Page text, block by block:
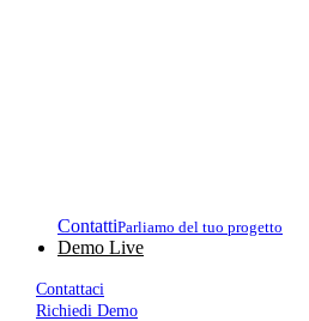
ContattiParliamo del tuo progetto
Demo Live
Contattaci
Richiedi Demo